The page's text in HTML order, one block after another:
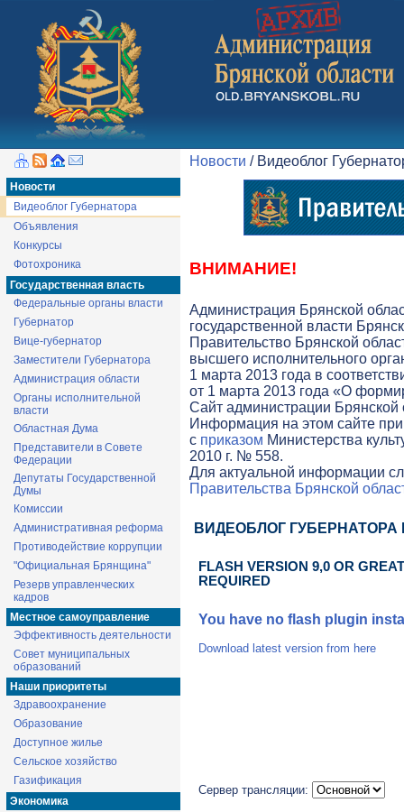
Новости
Видеоблог Губернатора
Объявления
Конкурсы
Фотохроника
Государственная власть
Федеральные органы власти
Губернатор
Вице-губернатор
Заместители Губернатора
Администрация области
Органы исполнительной
власти
Областная Дума
Представители в Совете
Федерации
Депутаты Государственной
Думы
Комиссии
Административная реформа
Противодействие коррупции
"Официальная Брянщина"
Резерв управленческих
кадров
Местное самоуправление
Эффективность деятельности
Совет муниципальных
образований
Наши приоритеты
Здравоохранение
Образование
Доступное жилье
Сельское хозяйство
Газификация
Экономика
Новости / Видеоблог
ВНИМАНИЕ!
Администрация Брянской
государственной власти
Правительство Брянской
высшего исполнительного
1 марта 2013 года в
от 1 марта 2013 года «О
Cайт администрации Брянской
Информация на этом сайте
с приказом Министерства
2010 г. № 558.
Для актуальной информации
Правительства Брянской
ВИДЕОБЛОГ
FLASH VERSION 9,0 OR
REQUIRED
You have no flash plugin
Download latest version from here
Сервер трансляции: